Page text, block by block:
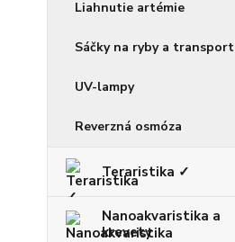
Liahnutie artémie
Sáčky na ryby a transport
UV-lampy
Reverzná osmóza
Teraristika ✓
Nanoakvaristika a
krevety